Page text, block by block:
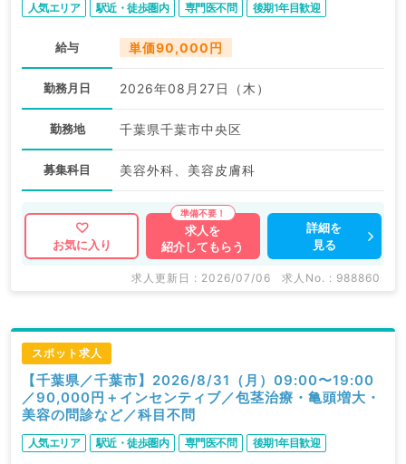
人気エリア 駅近・徒歩圏内 専門医不問 後期1年目歓迎
給与 単価90,000円
勤務月日 2026年08月27日（木）
勤務地 千葉県千葉市中央区
募集科目 美容外科、美容皮膚科
お気に入り
求人を
紹介してもらう
詳細を
見る
求人更新日 : 2026/07/06 求人No. : 988860
スポット求人
【千葉県／千葉市】2026/8/31（月）09:00〜19:00
／90,000円＋インセンティブ／包茎治療・亀頭増大・
美容の問診など／科目不問
人気エリア 駅近・徒歩圏内 専門医不問 後期1年目歓迎